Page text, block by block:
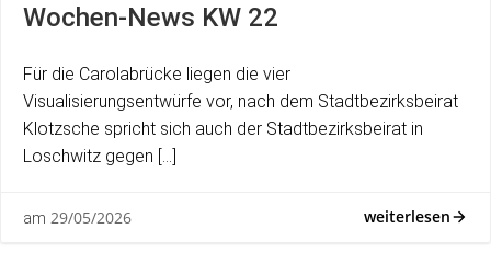
Wochen-News KW 22
Für die Carolabrücke liegen die vier
Visualisierungsentwürfe vor, nach dem Stadtbezirksbeirat
Klotzsche spricht sich auch der Stadtbezirksbeirat in
Loschwitz gegen […]
am 29/05/2026 weiterlesen